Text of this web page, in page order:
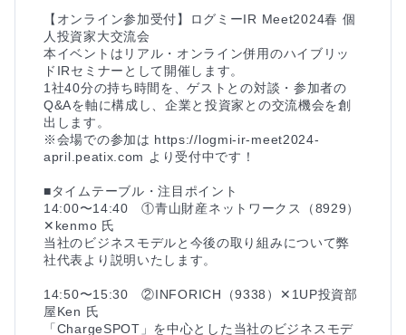
【オンライン参加受付】ログミーIR Meet2024春 個
人投資家大交流会
本イベントはリアル・オンライン併用のハイブリッ
ドIRセミナーとして開催します。
1社40分の持ち時間を、ゲストとの対談・参加者の
Q&Aを軸に構成し、企業と投資家との交流機会を創
出します。
※会場での参加は https://logmi-ir-meet2024-
april.peatix.com より受付中です！
■タイムテーブル・注目ポイント
14:00〜14:40　①青山財産ネットワークス（8929）
✕kenmo 氏
当社のビジネスモデルと今後の取り組みについて弊
社代表より説明いたします。
14:50〜15:30　②INFORICH（9338）✕1UP投資部
屋Ken 氏
「ChargeSPOT」を中心とした当社のビジネスモデ